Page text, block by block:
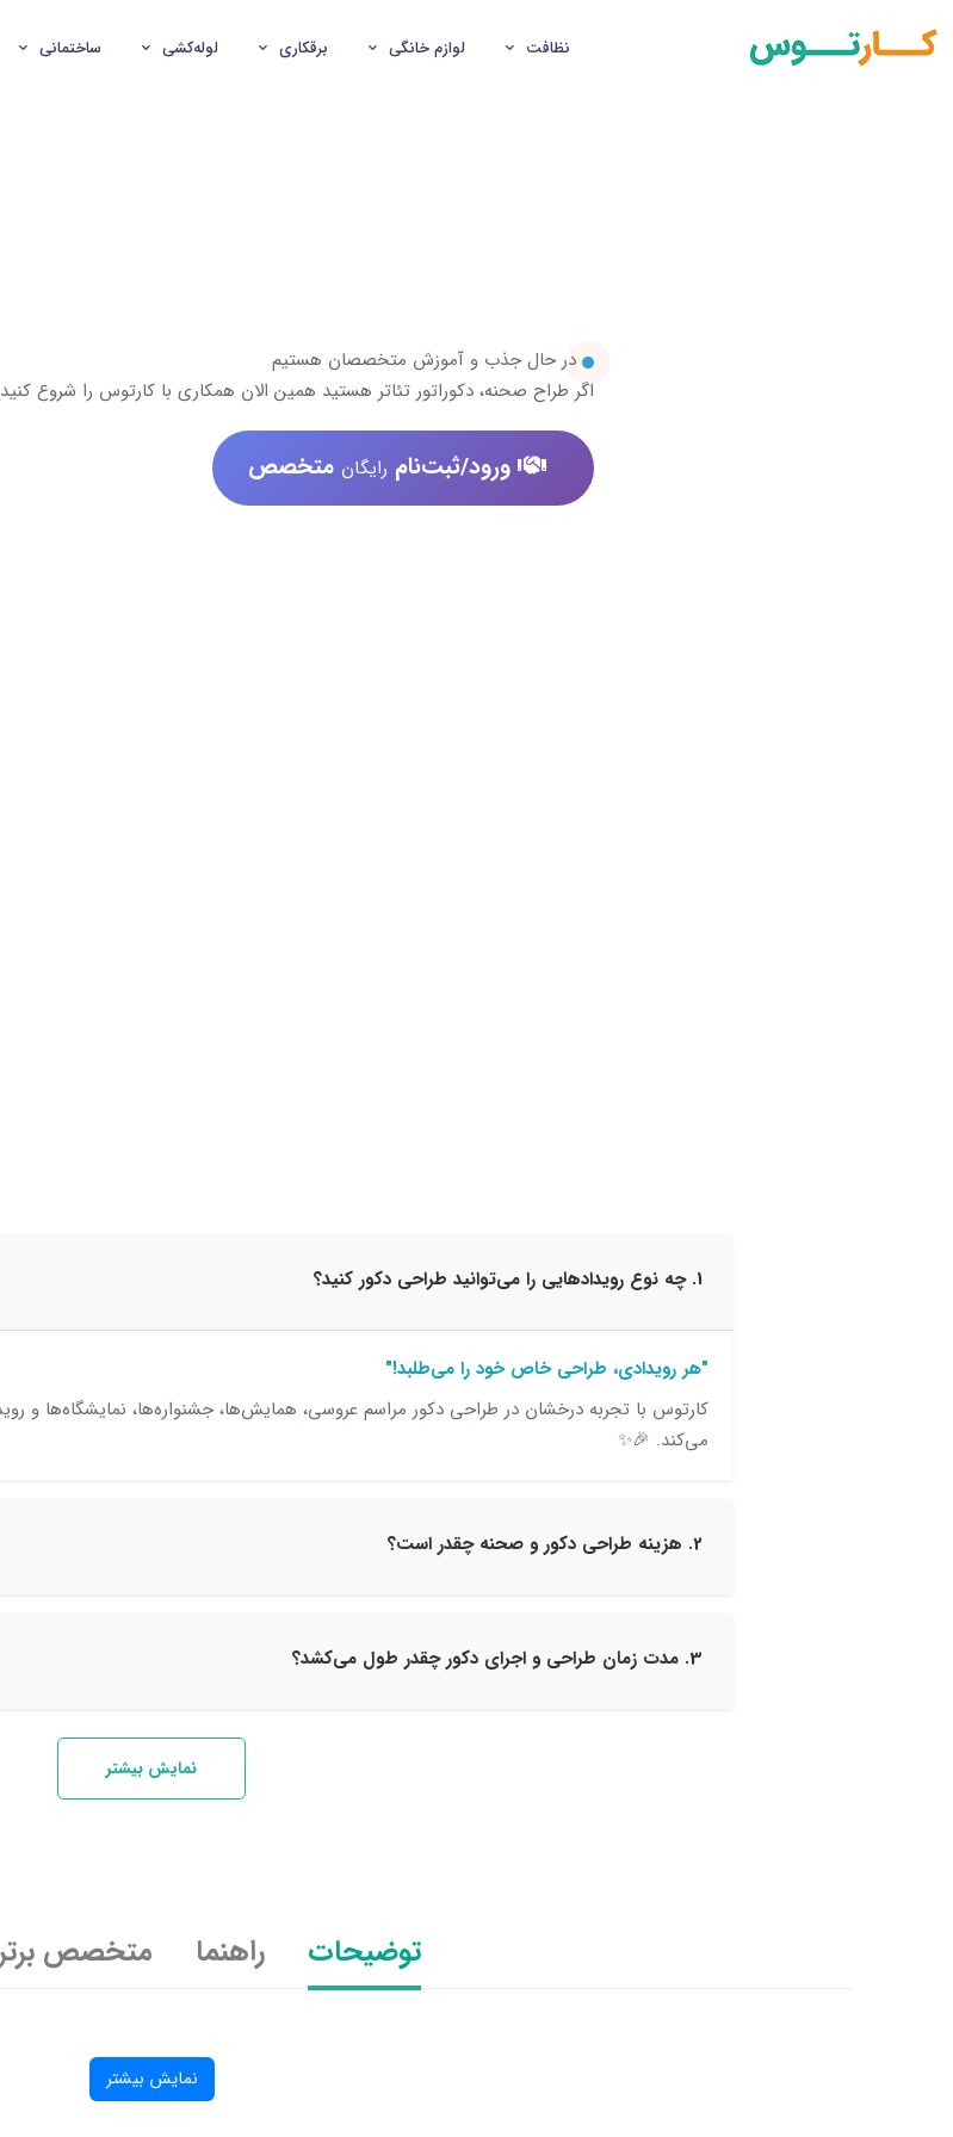
نظافت لوازم خانگی برقکاری لوله‌کشی ساختمانی
در حال جذب و آموزش متخصصان هستیم
اگر طراح صحنه، دکوراتور تئاتر هستید همین الان همکاری با کارتوس را شروع کنید
ورود/ثبت‌نام رایگان متخصص
1. چه نوع رویدادهایی را می‌توانید طراحی دکور کنید؟
"هر رویدادی، طراحی خاص خود را می‌طلبد!"
کارتوس با تجربه درخشان در طراحی دکور مراسم عروسی، همایش‌ها، جشنواره‌ها، نمایشگاه‌ها و
می‌کند. 🎉✨
2. هزینه طراحی دکور و صحنه چقدر است؟
3. مدت زمان طراحی و اجرای دکور چقدر طول می‌کشد؟
نمایش بیشتر
توضیحات راهنما متخصص
نمایش بیشتر